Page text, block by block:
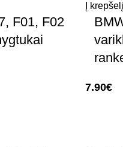
F01, F02
Į krepšelį
7.90€